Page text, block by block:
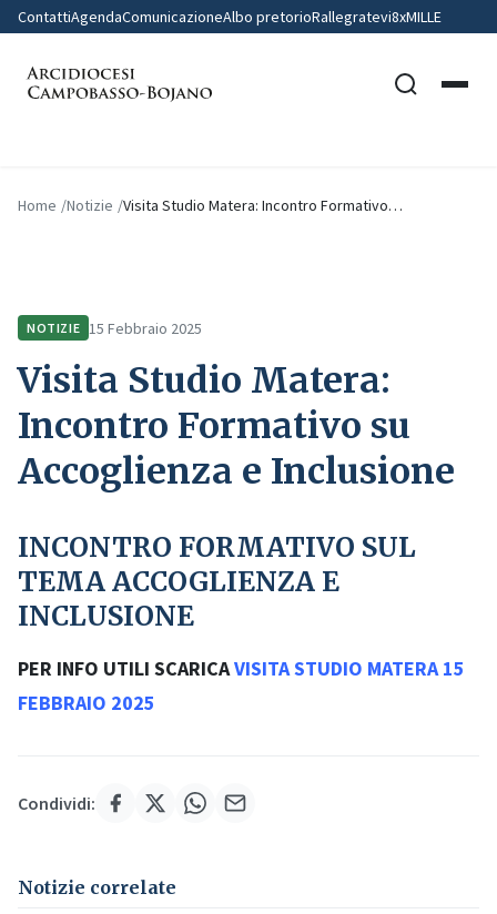
ContattiAgendaComunicazioneAlbo pretorioRallegratevi8xMILLE
Home Notizie Visita Studio Matera: Incontro Formativo…
NOTIZIE 15 Febbraio 2025
Visita Studio Matera:
Incontro Formativo su
Accoglienza e Inclusione
INCONTRO FORMATIVO SUL
TEMA ACCOGLIENZA E
INCLUSIONE
PER INFO UTILI SCARICAVISITA STUDIO MATERA 15
FEBBRAIO 2025
Condividi:
Notizie correlate